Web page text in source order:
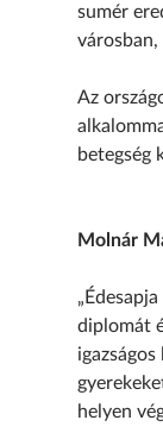
sumér
városban,
Az
betegség
Molnár
diplomát
helyen